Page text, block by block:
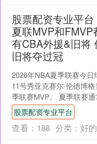
股票配资专业平
夏联MVP和FMVP
有CBA外援&旧将
旧将夺过冠
2026年NBA夏季联赛今日
11号秀亚克赛尔·伦德博
季联赛MVP。 夏季联赛
新秀一个展现自己的舞台
落选秀....
股票配资专业平台
查看： 188 分类： 好